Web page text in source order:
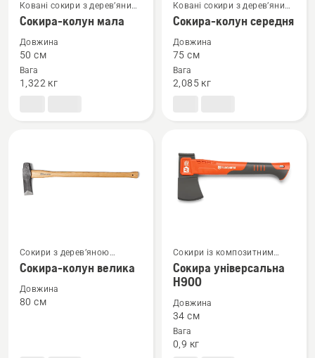
Переглянути
більше
деталей
про
Сокира-
Ковані сокири з дерев’яним
руків’ям
Сокира-колун мала
Довжина
50 см
Вага
1,322 кг
Переглянути
більше
деталей
про
Сокира-
Ковані сокири з дерев’яним
руків’ям
Сокира-колун середня
Довжина
75 см
Вага
2,085 кг
Переглянути
деталей
Сокири з дерев’яною
ручкою
Сокира-колун велика
Довжина
80 см
Переглянути
більше
деталей
про
Сокира
універсальна
Сокири із композитним
руків’ям
Сокира універсальна
Н900
Довжина
34 см
Вага
0,9 кг